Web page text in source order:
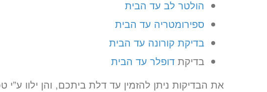
הולטר לב עד הבית
ספירומטריה עד הבית
בדיקת קורונה עד הבית
בדיקת דופלר עד הבית
את הבדיקות ניתן להזמין עד דלת ביתכם, והן ילוו ע”י